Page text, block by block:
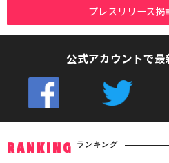
プレスリリース掲
公式アカウントで最
RANKING ランキング